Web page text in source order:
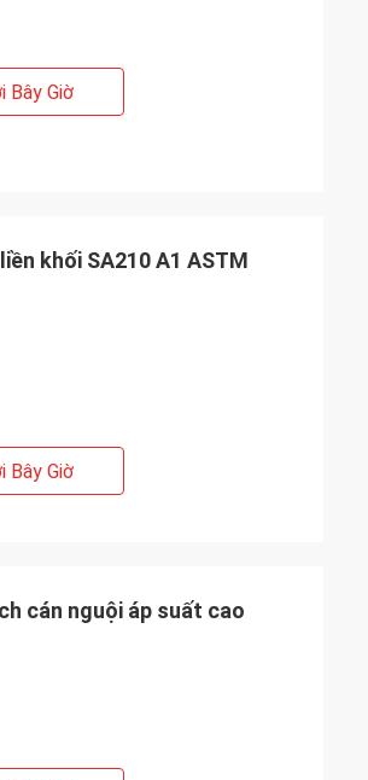
Bây Giờ
khối SA210 A1 ASTM
Bây Giờ
cán nguội áp suất cao